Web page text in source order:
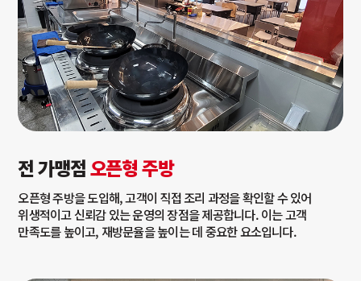
전 가맹점오픈형 주방
오픈형 주방을 도입해, 고객이 직접 조리 과정을 확인할 수 있어
위생적이고 신뢰감 있는 운영의 장점을 제공합니다. 이는 고객
만족도를 높이고, 재방문율을 높이는 데 중요한 요소입니다.